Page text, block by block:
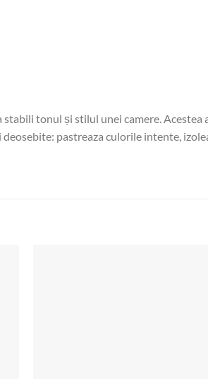
tonul și stilul unei camere.
pastreaza culorile intente,